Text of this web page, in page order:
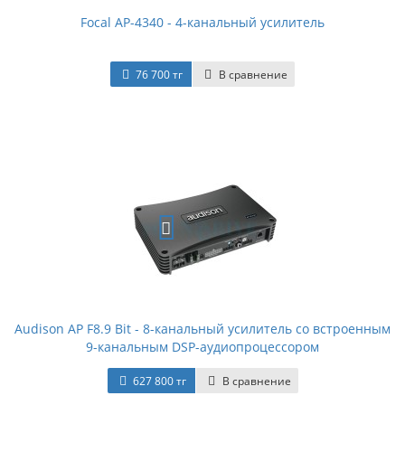
Focal AP-4340 - 4-канальный усилитель
76 700 тг В сравнение
Audison AP F8.9 Bit - 8-канальный усилитель со встроенным
9-канальным DSP-аудиопроцессором
627 800 тг В сравнение